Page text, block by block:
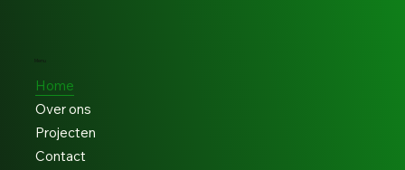
Menu
Home
Over ons
Projecten
Contact